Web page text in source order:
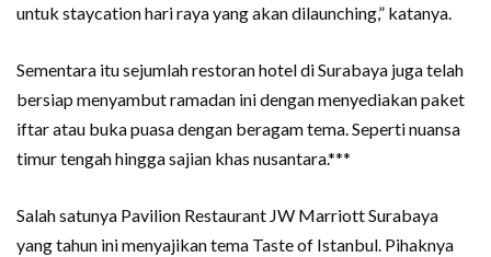
untuk staycation hari raya yang akan dilaunching,” katanya.
Sementara itu sejumlah restoran hotel di Surabaya juga telah
bersiap menyambut ramadan ini dengan menyediakan paket
iftar atau buka puasa dengan beragam tema. Seperti nuansa
timur tengah hingga sajian khas nusantara.***
Salah satunya Pavilion Restaurant JW Marriott Surabaya
yang tahun ini menyajikan tema Taste of Istanbul. Pihaknya